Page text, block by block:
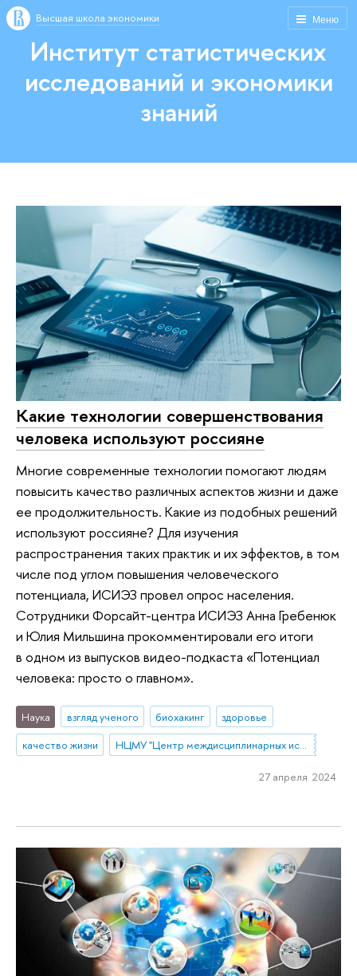
Меню
Высшая школа экономики
Институт статистических
исследований и экономики
знаний
Какие технологии совершенствования
человека используют россияне
Многие современные технологии помогают людям
повысить качество различных аспектов жизни и даже
ее продолжительность. Какие из подобных решений
используют россияне? Для изучения
распространения таких практик и их эффектов, в том
числе под углом повышения человеческого
потенциала, ИСИЭЗ провел опрос населения.
Сотрудники Форсайт-центра ИСИЭЗ Анна Гребенюк
и Юлия Мильшина прокомментировали его итоги
в одном из выпусков видео-подкаста «Потенциал
человека: просто о главном».
Наука взгляд ученого биохакинг
здоровье
качество жизни
НЦМУ "Центр междисциплинарных исследований человеческого потенциала"
27 апреля 2024